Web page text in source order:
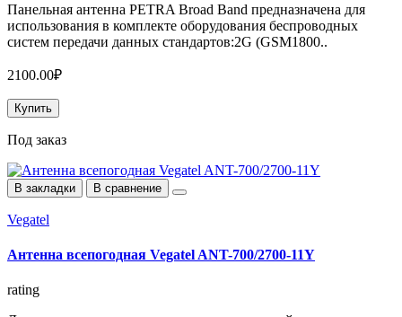
Панельная антенна PETRA Broad Band предназначена для
использования в комплекте оборудования беспроводных
систем передачи данных стандартов:2G (GSM1800..
2100.00₽
Купить
Под заказ
В закладки В сравнение
Vegatel
Антенна всепогодная Vegatel ANT-700/2700-11Y
rating